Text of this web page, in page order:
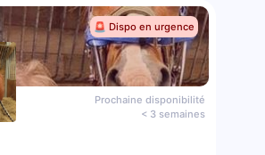
🚨 Dispo en urgence
Prochaine disponibilité
< 3 semaines